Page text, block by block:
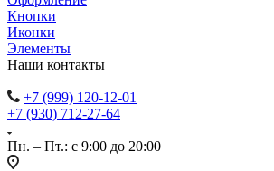
Кнопки
Иконки
Элементы
Наши контакты
+7 (999) 120-12-01
+7 (930) 712-27-64
Пн. – Пт.: с 9:00 до 20:00